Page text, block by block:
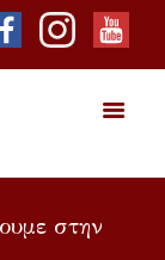
στην